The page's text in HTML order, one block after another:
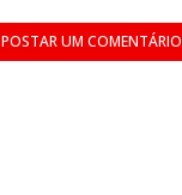
POSTAR UM COMENTÁRIO